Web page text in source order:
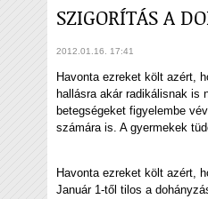
SZIGORÍTÁS A
2012.01.16. 17:41
Havonta ezreket költ azért,
hallásra akár radikálisnak is
betegségeket figyelembe
számára is. A gyermekek
Havonta ezreket költ azért,
Január 1-től tilos a